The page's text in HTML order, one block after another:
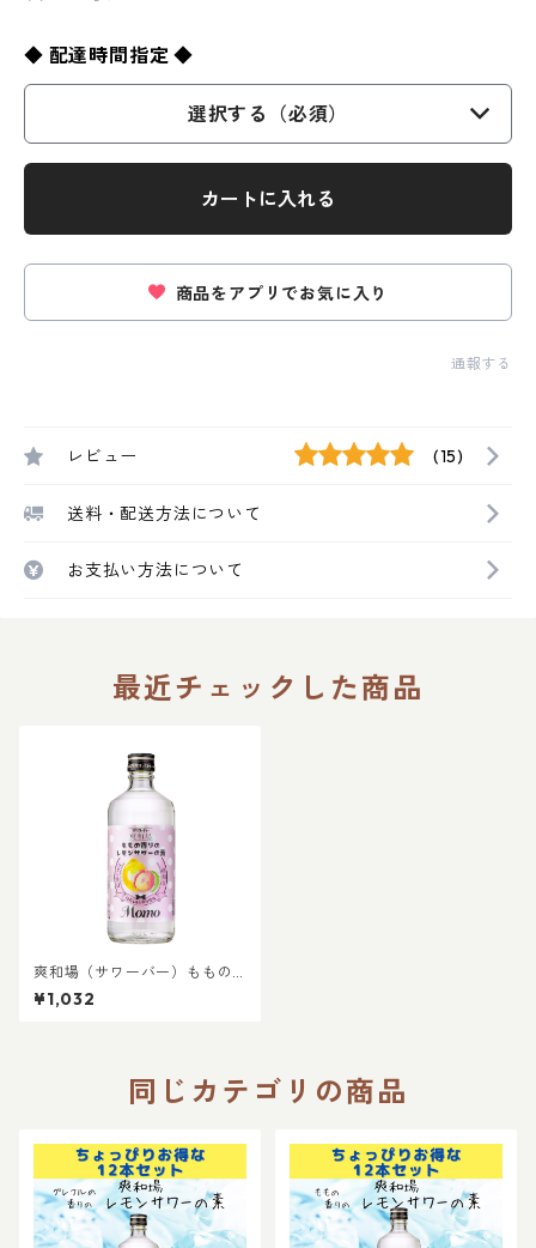
◆ 配達時間指定 ◆
選択する（必須）
カートに入れる
商品をアプリでお気に入り
通報する
レビュー (15)
送料・配送方法について
お支払い方法について
最近チェックした商品
爽和場（サワーバー）ももの
香りのレモンサワーの素｜自
宅で簡単 健康志向 糖類ゼロ プ
¥1,032
同じカテゴリの商品